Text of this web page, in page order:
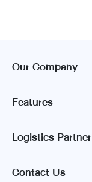
Our Company
Features
Logistics Partner
Contact Us